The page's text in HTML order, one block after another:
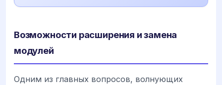
Возможности расширения и замена
модулей
Одним из главных вопросов, волнующих